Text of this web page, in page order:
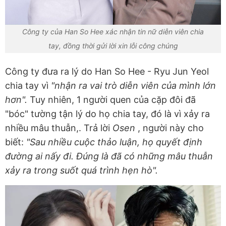
Công ty của Han So Hee xác nhận tin nữ diễn viên chia
tay, đồng thời gửi lời xin lỗi công chúng
Công ty đưa ra lý do Han So Hee - Ryu Jun Yeol
chia tay vì "nhận ra vai trò diễn viên của mình lớn
hơn". Tuy nhiên, 1 người quen của cặp đôi đã
"bóc" tường tận lý do họ chia tay, đó là vì xảy ra
nhiều mâu thuẫn,. Trả lời Osen , người này cho
biết: "Sau nhiều cuộc thảo luận, họ quyết định
đường ai nấy đi. Đúng là đã có những mâu thuẫn
xảy ra trong suốt quá trình hẹn hò".